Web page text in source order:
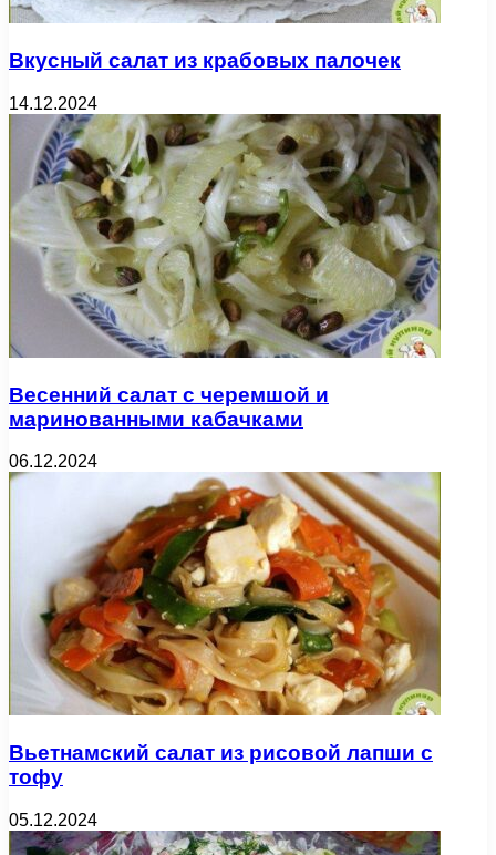
Вкусный салат из крабовых палочек
14.12.2024
Весенний салат с черемшой и
маринованными кабачками
06.12.2024
Вьетнамский салат из рисовой лапши с
тофу
05.12.2024